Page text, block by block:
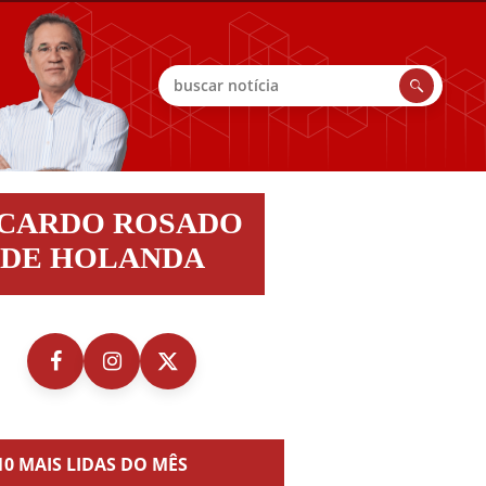
Buscar
ROSADO
DE HOLANDA
MAIS LIDAS DO MÊS